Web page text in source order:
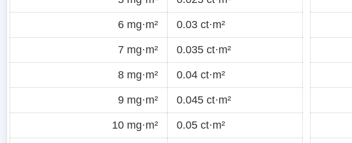
6 mg·m² 0.03 ct·m²
7 mg·m² 0.035 ct·m²
8 mg·m² 0.04 ct·m²
9 mg·m² 0.045 ct·m²
10 mg·m² 0.05 ct·m²